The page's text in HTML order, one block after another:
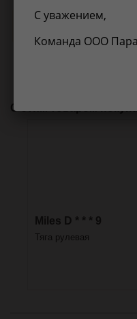
Нет информации о
С этим товаром
Miles D * * * 9
Тяга рулевая
С уважением,
Команда ООО